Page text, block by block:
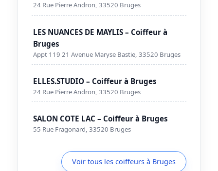
24 Rue Pierre Andron, 33520 Bruges
LES NUANCES DE MAYLIS – Coiffeur à
Bruges
Appt 119 21 Avenue Maryse Bastie, 33520 Bruges
ELLES.STUDIO – Coiffeur à Bruges
24 Rue Pierre Andron, 33520 Bruges
SALON COTE LAC – Coiffeur à Bruges
55 Rue Fragonard, 33520 Bruges
Voir tous les coiffeurs à Bruges